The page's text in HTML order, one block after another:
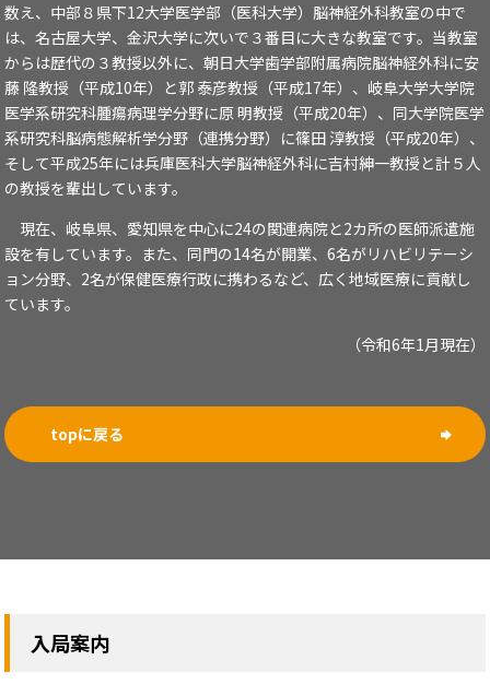
数え、中部８県下12大学医学部（医科大学）脳神経外科教室の中で
は、名古屋大学、金沢大学に次いで３番目に大きな教室です。当教室
からは歴代の３教授以外に、朝日大学歯学部附属病院脳神経外科に安
藤 隆教授（平成10年）と郭 泰彦教授（平成17年）、岐阜大学大学院
医学系研究科腫瘍病理学分野に原 明教授（平成20年）、同大学院医学
系研究科脳病態解析学分野（連携分野）に篠田 淳教授（平成20年）、
そして平成25年には兵庫医科大学脳神経外科に吉村紳一教授と計５人
の教授を輩出しています。
現在、岐阜県、愛知県を中心に24の関連病院と2カ所の医師派遣施
設を有しています。また、同門の14名が開業、6名がリハビリテーシ
ョン分野、2名が保健医療行政に携わるなど、広く地域医療に貢献し
ています。
（令和6年1月現在）
topに戻る
入局案内